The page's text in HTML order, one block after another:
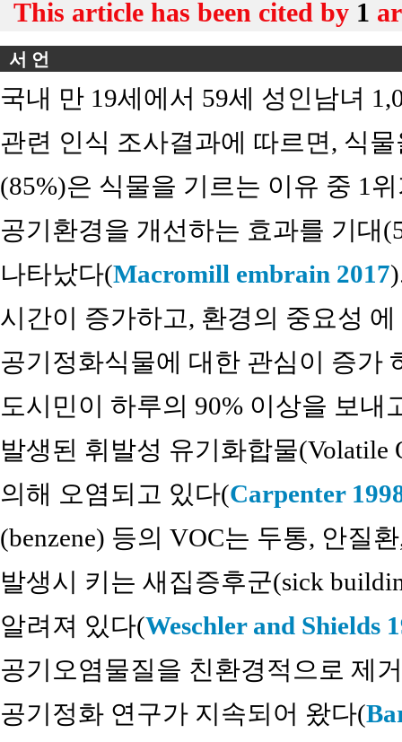
This article has been cited by 1
서 언
국내 만 19세에서 59세 성인남녀
관련 인식 조사결과에 따르면, 식
(85%)은 식물을 기르는 이유 중 1
공기환경을 개선하는 효과를 기대
나타났다(Macromill embrain 2017
시간이 증가하고, 환경의 중요성
공기정화식물에 대한 관심이 증가
도시민이 하루의 90% 이상을 보
발생된 휘발성 유기화합물(Volatile
의해 오염되고 있다(Carpenter
(benzene) 등의 VOC는 두통, 안질
발생시 키는 새집증후군(sick
알려져 있다(Weschler and Shields
공기오염물질을 친환경적으로 제
공기정화 연구가 지속되어 왔다(